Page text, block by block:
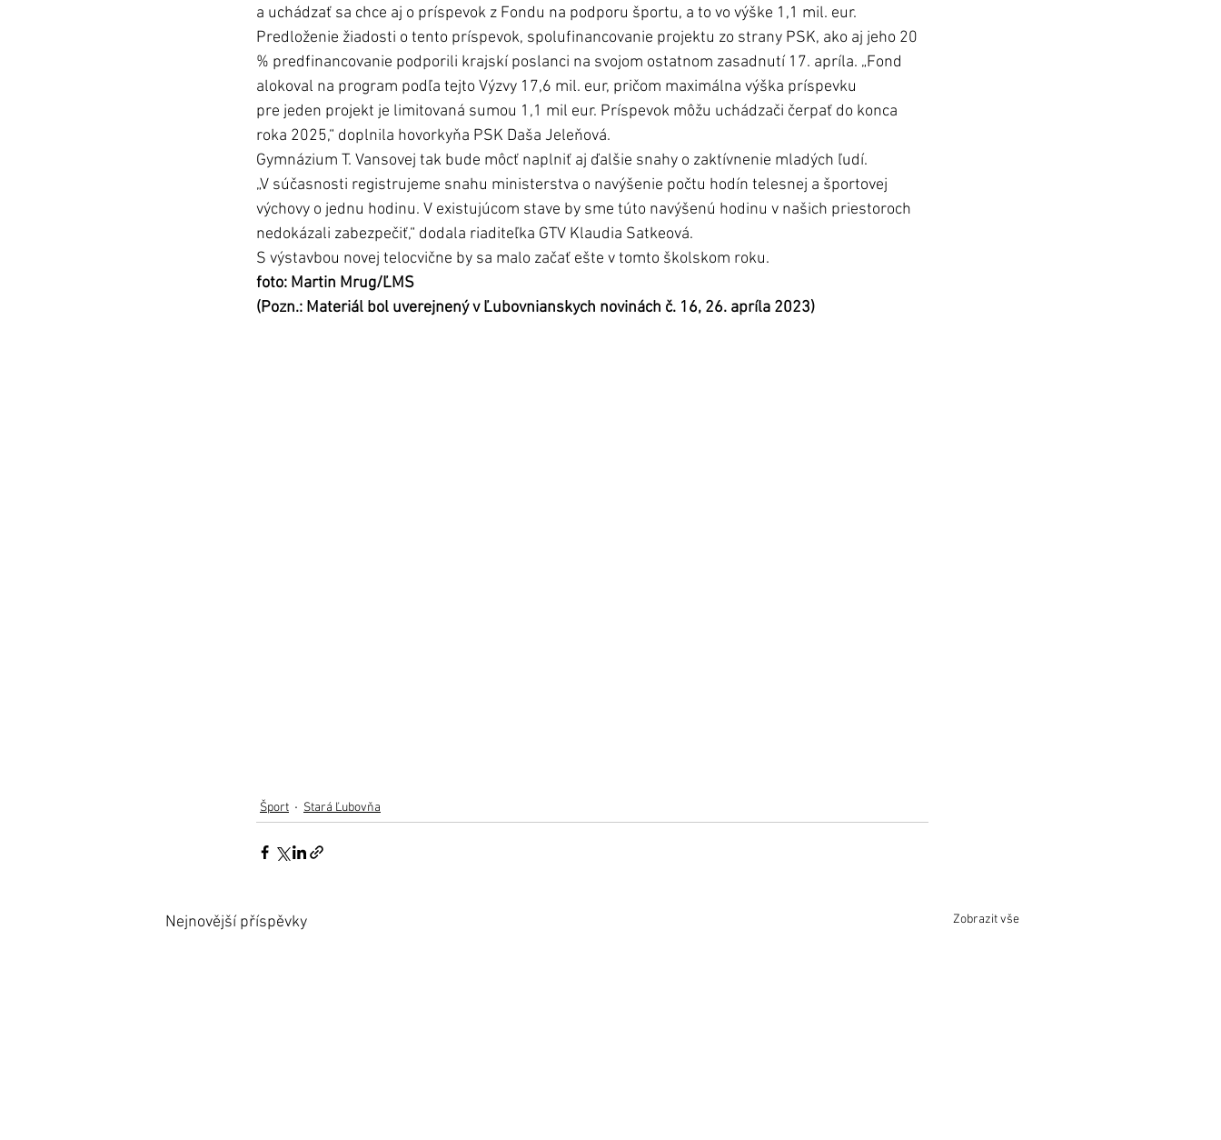
a uchádzať sa chce aj o príspevok z Fondu na podporu športu, a to vo výške 1,1 mil. eur.
Predloženie žiadosti o tento príspevok, spolufinancovanie projektu zo strany PSK, ako aj jeho 20
% predfinancovanie podporili krajskí poslanci na svojom ostatnom zasadnutí 17. apríla. „Fond
alokoval na program podľa tejto Výzvy 17,6 mil. eur, pričom maximálna výška príspevku
pre jeden projekt je limitovaná sumou 1,1 mil eur. Príspevok môžu uchádzači čerpať do konca
roka 2025,“ doplnila hovorkyňa PSK Daša Jeleňová.
Gymnázium T. Vansovej tak bude môcť naplniť aj ďalšie snahy o zaktívnenie mladých ľudí.
„V súčasnosti registrujeme snahu ministerstva o navýšenie počtu hodín telesnej a športovej
výchovy o jednu hodinu. V existujúcom stave by sme túto navýšenú hodinu v našich priestoroch
nedokázali zabezpečiť,“ dodala riaditeľka GTV Klaudia Satkeová.
S výstavbou novej telocvične by sa malo začať ešte v tomto školskom roku.
foto: Martin Mrug/ĽMS
(Pozn.: Materiál bol uverejnený v Ľubovnianskych novinách č. 16, 26. apríla 2023)
Šport Stará Ľubovňa
Nejnovější příspěvky Zobrazit vše